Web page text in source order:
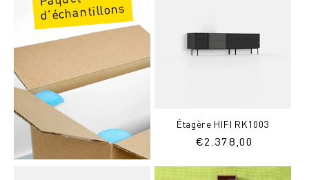
d'échantillons
Étagère HIFI RK1003
Prix
€2.378,00